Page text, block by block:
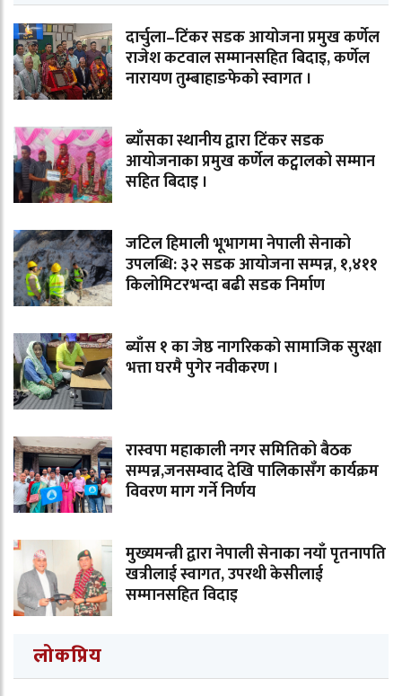
दार्चुला–टिंकर सडक आयोजना प्रमुख कर्णेल
राजेश कटवाल सम्मानसहित बिदाइ, कर्णेल
नारायण तुम्बाहाङफेको स्वागत ।
ब्याँसका स्थानीय द्वारा टिंकर सडक
आयोजनाका प्रमुख कर्णेल कट्वालको सम्मान
सहित बिदाइ ।
जटिल हिमाली भूभागमा नेपाली सेनाको
उपलब्धि: ३२ सडक आयोजना सम्पन्न, १,४११
किलोमिटरभन्दा बढी सडक निर्माण
ब्याँस १ का जेष्ठ नागरिकको सामाजिक सुरक्षा
भत्ता घरमै पुगेर नवीकरण ।
रास्वपा महाकाली नगर समितिको बैठक
सम्पन्न,जनसम्वाद देखि पालिकासँग कार्यक्रम
विवरण माग गर्ने निर्णय
मुख्यमन्त्री द्वारा नेपाली सेनाका नयाँ पृतनापति
खत्रीलाई स्वागत, उपरथी केसीलाई
सम्मानसहित विदाइ
लोकप्रिय